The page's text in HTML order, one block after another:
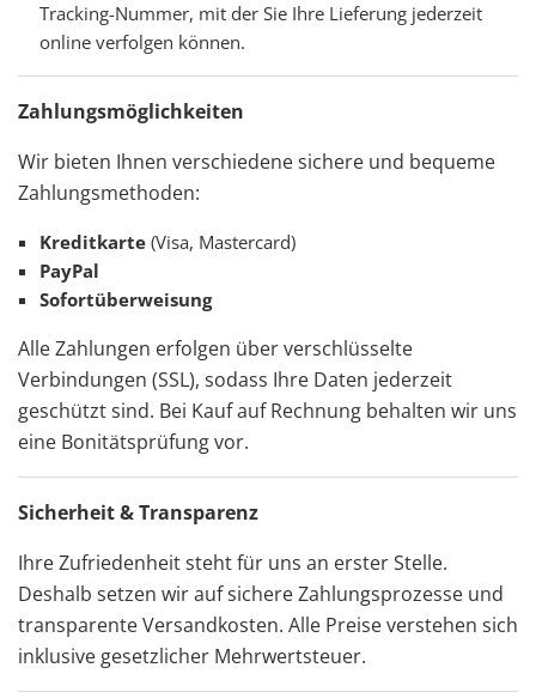
Tracking-Nummer, mit der Sie Ihre Lieferung jederzeit
online verfolgen können.
Zahlungsmöglichkeiten
Wir bieten Ihnen verschiedene sichere und bequeme
Zahlungsmethoden:
Kreditkarte (Visa, Mastercard)
PayPal
Sofortüberweisung
Alle Zahlungen erfolgen über verschlüsselte
Verbindungen (SSL), sodass Ihre Daten jederzeit
geschützt sind. Bei Kauf auf Rechnung behalten wir uns
eine Bonitätsprüfung vor.
Sicherheit & Transparenz
Ihre Zufriedenheit steht für uns an erster Stelle.
Deshalb setzen wir auf sichere Zahlungsprozesse und
transparente Versandkosten. Alle Preise verstehen sich
inklusive gesetzlicher Mehrwertsteuer.